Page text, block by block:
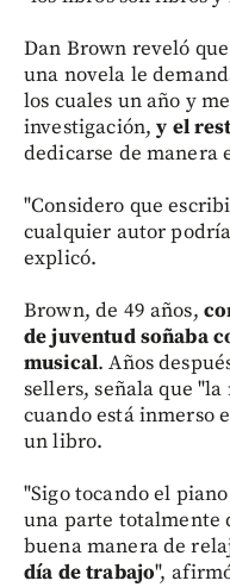
Dan Brown reveló
una novela le
los cuales un año y
investigación,y el
dedicarse de manera
"Considero que
cualquier autor
explicó.
Brown, de 49 años,
de juventud soñaba
musical. Años
sellers, señala que
cuando está inmerso
un libro.
"Sigo tocando el
una parte totalmente
buena manera de
día de trabajo",